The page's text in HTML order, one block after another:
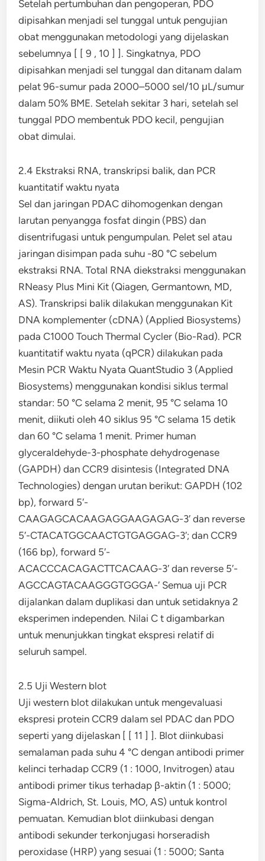
Setelah pertumbuhan dan pengoperan, PDO
dipisahkan menjadi sel tunggal untuk pengujian
obat menggunakan metodologi yang dijelaskan
sebelumnya [ [ 9 , 10 ] ]. Singkatnya, PDO
dipisahkan menjadi sel tunggal dan ditanam dalam
pelat 96-sumur pada 2000–5000 sel/10 μL/sumur
dalam 50% BME. Setelah sekitar 3 hari, setelah sel
tunggal PDO membentuk PDO kecil, pengujian
obat dimulai.
2.4 Ekstraksi RNA, transkripsi balik, dan PCR
kuantitatif waktu nyata
Sel dan jaringan PDAC dihomogenkan dengan
larutan penyangga fosfat dingin (PBS) dan
disentrifugasi untuk pengumpulan. Pelet sel atau
jaringan disimpan pada suhu -80 °C sebelum
ekstraksi RNA. Total RNA diekstraksi menggunakan
RNeasy Plus Mini Kit (Qiagen, Germantown, MD,
AS). Transkripsi balik dilakukan menggunakan Kit
DNA komplementer (cDNA) (Applied Biosystems)
pada C1000 Touch Thermal Cycler (Bio-Rad). PCR
kuantitatif waktu nyata (qPCR) dilakukan pada
Mesin PCR Waktu Nyata QuantStudio 3 (Applied
Biosystems) menggunakan kondisi siklus termal
standar: 50 °C selama 2 menit, 95 °C selama 10
menit, diikuti oleh 40 siklus 95 °C selama 15 detik
dan 60 °C selama 1 menit. Primer human
glyceraldehyde-3-phosphate dehydrogenase
(GAPDH) dan CCR9 disintesis (Integrated DNA
Technologies) dengan urutan berikut: GAPDH (102
bp), forward 5′-
CAAGAGCACAAGAGGAAGAGAG-3′ dan reverse
5′-CTACATGGCAACTGTGAGGAG-3′; dan CCR9
(166 bp), forward 5′-
ACACCCACAGACTTCACAAG-3′ dan reverse 5′-
AGCCAGTACAAGGGTGGGA-′ Semua uji PCR
dijalankan dalam duplikasi dan untuk setidaknya 2
eksperimen independen. Nilai C t digambarkan
untuk menunjukkan tingkat ekspresi relatif di
seluruh sampel.
2.5 Uji Western blot
Uji western blot dilakukan untuk mengevaluasi
ekspresi protein CCR9 dalam sel PDAC dan PDO
seperti yang dijelaskan [ [ 11 ] ]. Blot diinkubasi
semalaman pada suhu 4 °C dengan antibodi primer
kelinci terhadap CCR9 (1 : 1000, Invitrogen) atau
antibodi primer tikus terhadap β-aktin (1 : 5000;
Sigma-Aldrich, St. Louis, MO, AS) untuk kontrol
pemuatan. Kemudian blot diinkubasi dengan
antibodi sekunder terkonjugasi horseradish
peroxidase (HRP) yang sesuai (1 : 5000; Santa